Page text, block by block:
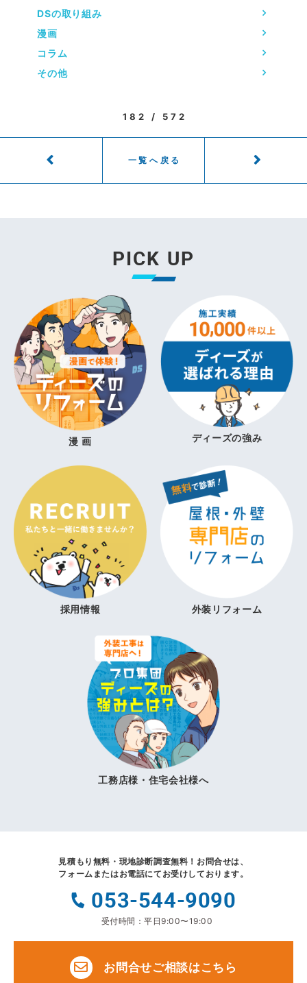
DSの取り組み
漫画
コラム
その他
182 / 572
一覧へ戻る
PICK UP
漫 画 ディーズの強み
採用情報 外装リフォーム
工務店様・住宅会社様へ
見積もり無料・現地診断調査無料！ お問合せは、
フォームまたはお電話にてお受けしております。
053-544-9090
受付時間：平日9:00〜19:00
お問合せご相談はこちら